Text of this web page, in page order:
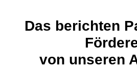
Das berichten
von unseren